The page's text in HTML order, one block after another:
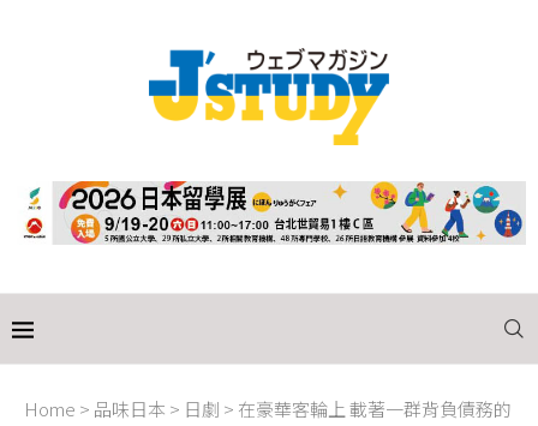
Home > 品味日本 > 日劇 > 在豪華客輪上 載著一群背負債務的